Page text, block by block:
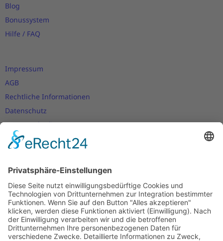
Blog
Bonussystem
Hilfe / FAQ
Impressum
AGB
Rechtliche Informationen
Datenschutz
Nutzungsbedingungen
Versand- und Zahlungsbedingungen
Cookie-Einstellungen
Newsletter
Verpassen Sie keine Neuigkeiten,
Angebote und Gutscheine!